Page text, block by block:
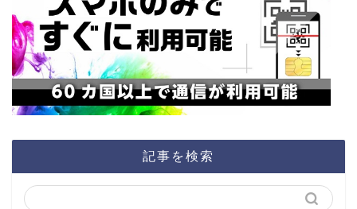
記事を検索